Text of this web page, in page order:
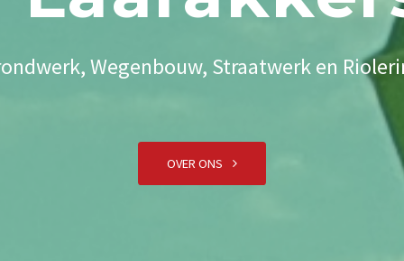
Wegenbouw, Straatwerk en
OVER ONS